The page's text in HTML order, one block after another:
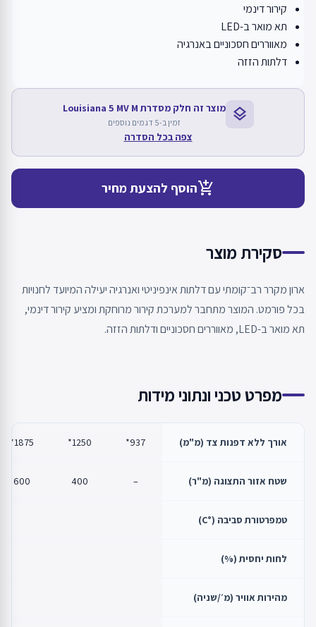
קירור דינמי
תא מואר ב-LED
מאווררים חסכוניים באנרגיה
דלתות הזזה
layers מוצר זה חלק מסדרת Louisiana 5 MV M
זמין ב-5 דגמים נוספים
צפה בכל הסדרה
add_shopping_cartהוסף להצעת מחיר
סקירת מוצר
ארון מקרר רב־קומתי עם דלתות אינפיניטי ואנרגיה יעילה המיועד לחנויות
בכל פורמט. המוצר מתחבר למערכת קירור מרוחקת ומציע קירור דינמי,
תא מואר ב-LED, מאווררים חסכוניים ודלתות הזזה.
מפרט טכני ונתוני מידות
אורך ללא דפנות צד (מ"מ) 937*
1250*
1875*
שטח אזור התצוגה (מ"ר) –
400
600
טמפרטורת סביבה (°C)
לחות יחסית (%)
מהירות אוויר (מ׳/שניה)